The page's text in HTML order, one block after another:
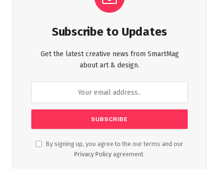
Subscribe to Updates
Get the latest creative news from SmartMag
about art & design.
By signing up, you agree to the our terms and our
Privacy Policy agreement.